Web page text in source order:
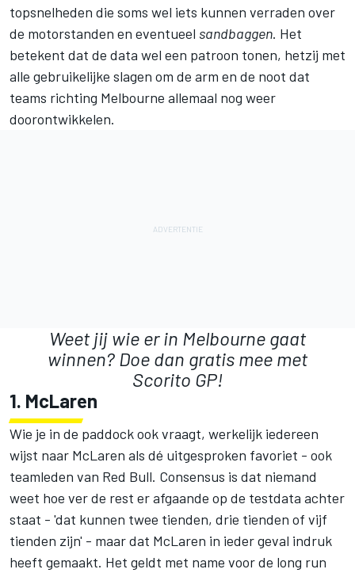
topsnelheden die soms wel iets kunnen verraden over
de motorstanden en eventueel sandbaggen. Het
betekent dat de data wel een patroon tonen, hetzij met
alle gebruikelijke slagen om de arm en de noot dat
teams richting Melbourne allemaal nog weer
doorontwikkelen.
Weet jij wie er in Melbourne gaat
winnen? Doe dan gratis mee met
Scorito GP!
1. McLaren
Wie je in de paddock ook vraagt, werkelijk iedereen
wijst naar McLaren als dé uitgesproken favoriet - ook
teamleden van Red Bull. Consensus is dat niemand
weet hoe ver de rest er afgaande op de testdata achter
staat - 'dat kunnen twee tienden, drie tienden of vijf
tienden zijn' - maar dat McLaren in ieder geval indruk
heeft gemaakt. Het geldt met name voor de long run